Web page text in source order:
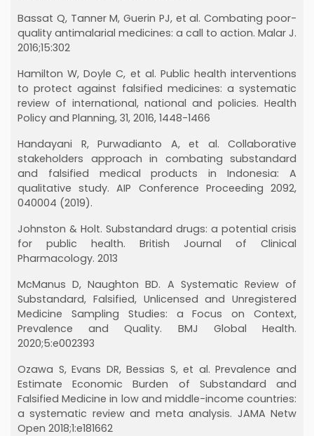
Bassat Q, Tanner M, Guerin PJ, et al. Combating poor-
quality antimalarial medicines: a call to action. Malar J.
2016;15:302
Hamilton W, Doyle C, et al. Public health interventions
to protect against falsified medicines: a systematic
review of international, national and policies. Health
Policy and Planning, 31, 2016, 1448-1466
Handayani R, Purwadianto A, et al. Collaborative
stakeholders approach in combating substandard
and falsified medical products in Indonesia: A
qualitative study. AIP Conference Proceeding 2092,
040004 (2019).
Johnston & Holt. Substandard drugs: a potential crisis
for public health. British Journal of Clinical
Pharmacology. 2013
McManus D, Naughton BD. A Systematic Review of
Substandard, Falsified, Unlicensed and Unregistered
Medicine Sampling Studies: a Focus on Context,
Prevalence and Quality. BMJ Global Health.
2020;5:e002393
Ozawa S, Evans DR, Bessias S, et al. Prevalence and
Estimate Economic Burden of Substandard and
Falsified Medicine in low and middle-income countries:
a systematic review and meta analysis. JAMA Netw
Open 2018;1:e181662